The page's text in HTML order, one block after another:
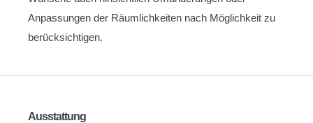
Anpassungen der Räumlichkeiten nach Möglichkeit zu
berücksichtigen.
Ausstattung